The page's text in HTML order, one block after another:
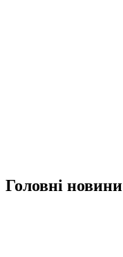
Головні новини